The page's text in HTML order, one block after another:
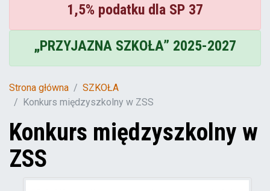
1,5% podatku dla SP 37
„PRZYJAZNA SZKOŁA” 2025-2027
Strona główna
SZKOŁA
Konkurs międzyszkolny w ZSS
Konkurs międzyszkolny w
ZSS